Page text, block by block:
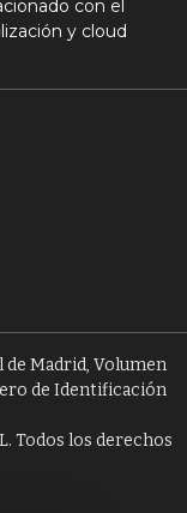
con el
y cloud
Madrid, Volumen
de Identificación
Todos los derechos